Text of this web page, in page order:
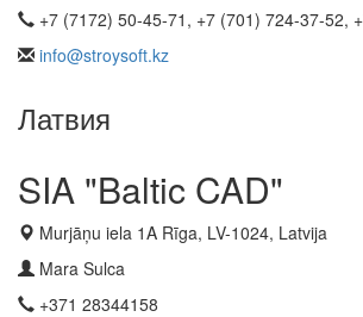
+7 (7172) 50-45-71, +7 (701) 724-37-52,
info@stroysoft.kz
Латвия
SIA "Baltic CAD"
Murjāņu iela 1A Rīga, LV-1024, Latvija
Mara Sulca
+371 28344158